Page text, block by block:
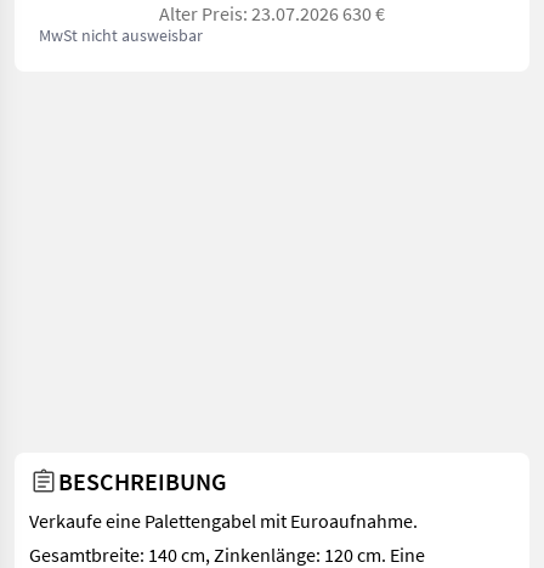
Alter Preis: 23.07.2026 630 €
MwSt nicht ausweisbar
BESCHREIBUNG
Verkaufe eine Palettengabel mit Euroaufnahme.
Gesamtbreite: 140 cm, Zinkenlänge: 120 cm. Eine